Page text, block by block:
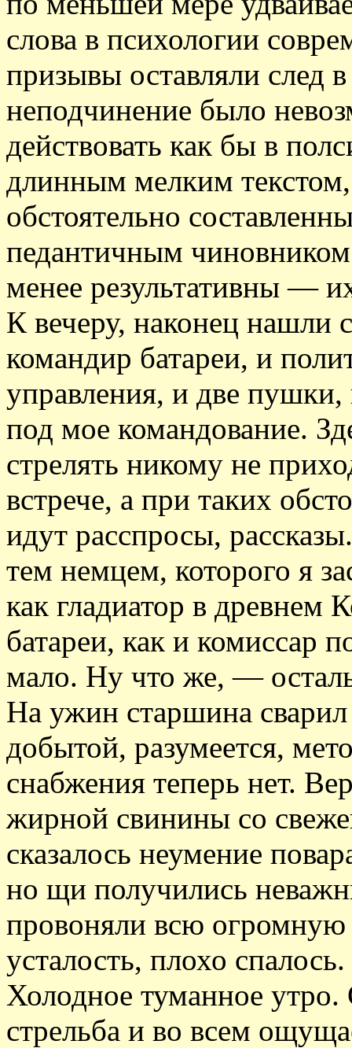
слова в психологии
призывы оставляли след
неподчинение было
действовать как бы в
длинным мелким
обстоятельно
педантичным
менее результативны —
К вечеру, наконец нашли
командир батареи, и
управления, и две пушки,
под мое командование.
стрелять никому не
встрече, а при таких
идут расспросы,
тем немцем, которого я
как гладиатор в древнем
батареи, как и комиссар
мало. Ну что же, —
На ужин старшина
добытой, разумеется,
снабжения теперь нет.
жирной свинины со
сказалось неумение
но щи получились
провоняли всю огромную
усталость, плохо спалось.
Холодное туманное
стрельба и во всем